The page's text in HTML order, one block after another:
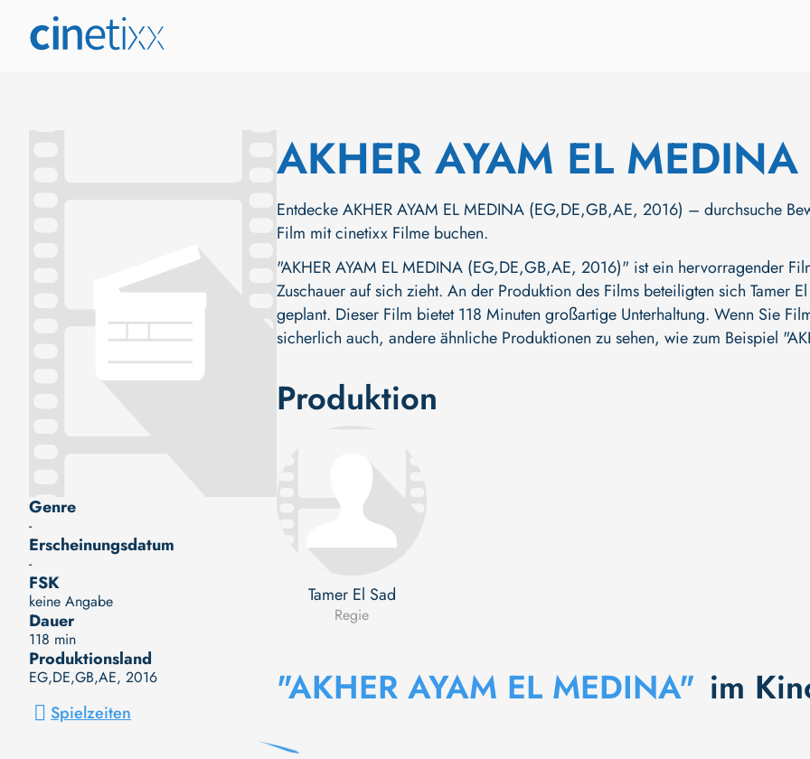
Genre
-
Erscheinungsdatum
-
FSK
keine Angabe
Dauer
118 min
Produktionsland
EG,DE,GB,AE, 2016
Spielzeiten
AKHER AYAM EL MEDINA
Entdecke AKHER AYAM EL MEDINA (EG,DE,GB,AE, 2016) – durchsuche
Film mit cinetixx Filme buchen.
"AKHER AYAM EL MEDINA (EG,DE,GB,AE, 2016)" ist ein hervorragender
Zuschauer auf sich zieht. An der Produktion des Films beteiligten sich Tamer
geplant. Dieser Film bietet 118 Minuten großartige Unterhaltung. Wenn Sie
sicherlich auch, andere ähnliche Produktionen zu sehen, wie zum Beispiel
Produktion
Tamer El Sad
Regie
"AKHER AYAM EL MEDINA" im